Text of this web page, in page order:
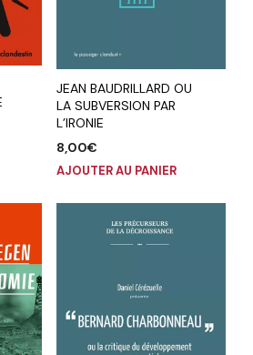
JEAN BAUDRILLARD OU
LA SUBVERSION PAR
L’IRONIE
8,00€
AJOUTER AU PANIER